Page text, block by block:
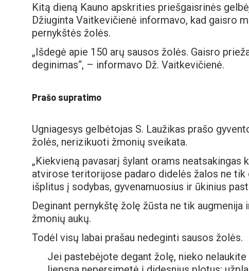
Kitą dieną Kauno apskrities priešgaisrinės
Džiuginta Vaitkevičienė informavo, kad gaisro
pernykštės žolės.
„Išdegė apie 150 arų sausos žolės. Gaisro
deginimas“, – informavo Dž. Vaitkevičienė.
Prašo supratimo
Ugniagesys gelbėtojas S. Laužikas prašo
žolės, nerizikuoti žmonių sveikata.
„Kiekvieną pavasarį šylant orams
atvirose teritorijose padaro didelės žalos ne
išplitus į sodybas, gyvenamuosius ir ūkinius
Deginant pernykštę žolę žūsta ne tik
žmonių aukų.
Todėl visų labai prašau nedeginti sausos žolės.
Jei pastebėjote degant žolę, nieko